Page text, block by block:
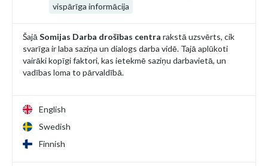
vispārīga informācija
Šajā Somijas Darba drošības centra rakstā uzsvērts, cik
svarīga ir laba saziņa un dialogs darba vidē. Tajā aplūkoti
vairāki kopīgi faktori, kas ietekmē saziņu darbavietā, un
vadības loma to pārvaldībā.
English
Swedish
Finnish